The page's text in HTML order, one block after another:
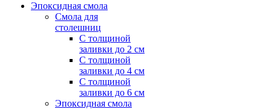
Эпоксидная смола
Смола для
столешниц
С толщиной
заливки до 2 см
С толщиной
заливки до 4 см
С толщиной
заливки до 6 см
Эпоксидная смола